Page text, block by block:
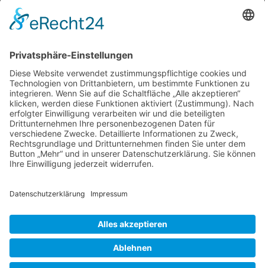
Verband Deutscher Tierheilpraktiker e.V.
Verbandsverwaltung
Am Rosenbraken 12
E-Mail
Diese E-Mail-Adresse ist vor Spambots geschützt! Zur Anzeige
muss JavaScript eingeschaltet sein!
Diese E-Mail-Adresse ist vor Spambots geschützt! Zur Anzeige
muss JavaScript eingeschaltet sein!
Telefon Service-Team
Tel: 0261-1349 5200
Tel: 0172-546 19 20
Datenschutzerklärung
Der Gesundheitsverband für Tiertherapeuten